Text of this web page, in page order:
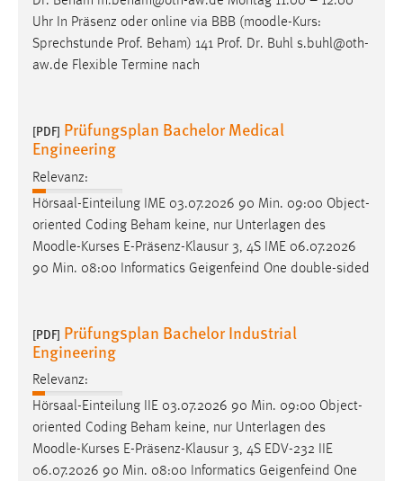
Uhr In Präsenz oder online via BBB (moodle-Kurs:
Sprechstunde Prof. Beham) 141 Prof. Dr. Buhl s.buhl@oth-
aw.de Flexible Termine nach
[PDF] Prüfungsplan Bachelor Medical
Engineering
Relevanz:
Hörsaal-Einteilung IME 03.07.2026 90 Min. 09:00 Object-
oriented Coding Beham keine, nur Unterlagen des
Moodle-Kurses E-Präsenz-Klausur 3, 4S IME 06.07.2026
90 Min. 08:00 Informatics Geigenfeind One double-sided
[PDF] Prüfungsplan Bachelor Industrial
Engineering
Relevanz:
Hörsaal-Einteilung IIE 03.07.2026 90 Min. 09:00 Object-
oriented Coding Beham keine, nur Unterlagen des
Moodle-Kurses E-Präsenz-Klausur 3, 4S EDV-232 IIE
06.07.2026 90 Min. 08:00 Informatics Geigenfeind One